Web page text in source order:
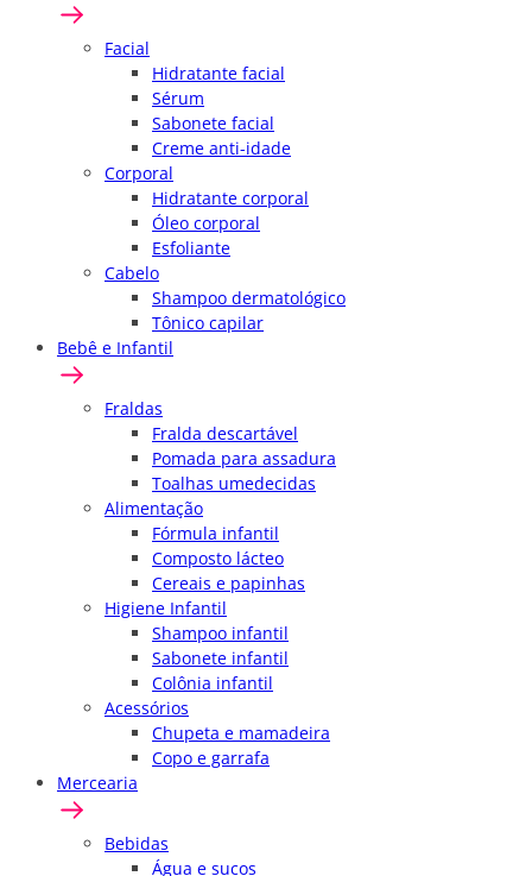
Facial
Hidratante facial
Sérum
Sabonete facial
Creme anti-idade
Corporal
Hidratante corporal
Óleo corporal
Esfoliante
Cabelo
Shampoo dermatológico
Tônico capilar
Bebê e Infantil
Fraldas
Fralda descartável
Pomada para assadura
Toalhas umedecidas
Alimentação
Fórmula infantil
Composto lácteo
Cereais e papinhas
Higiene Infantil
Shampoo infantil
Sabonete infantil
Colônia infantil
Acessórios
Chupeta e mamadeira
Copo e garrafa
Mercearia
Bebidas
Água e sucos